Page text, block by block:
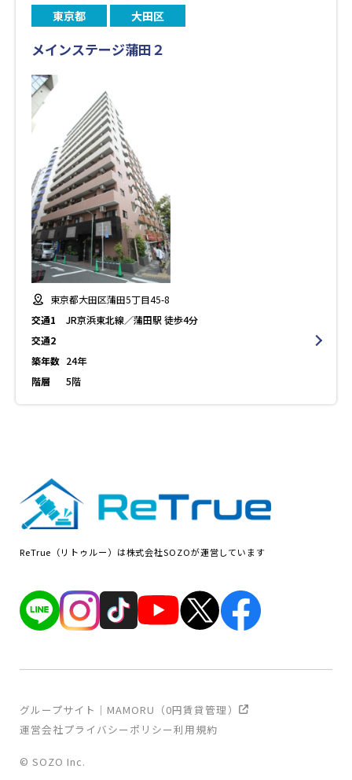
東京都 大田区
メインステージ蒲田２
東京都大田区蒲田5丁目45-8
交通1
JR京浜東北線／蒲田駅 徒歩4分
交通2
築年数 24年
階層
5階
ReTrue（リトゥルー）は株式会社SOZOが運営しています
運営会社プライバシーポリシー利用規約
グループサイト｜MAMORU（0円賃貸管理）
© SOZO Inc.